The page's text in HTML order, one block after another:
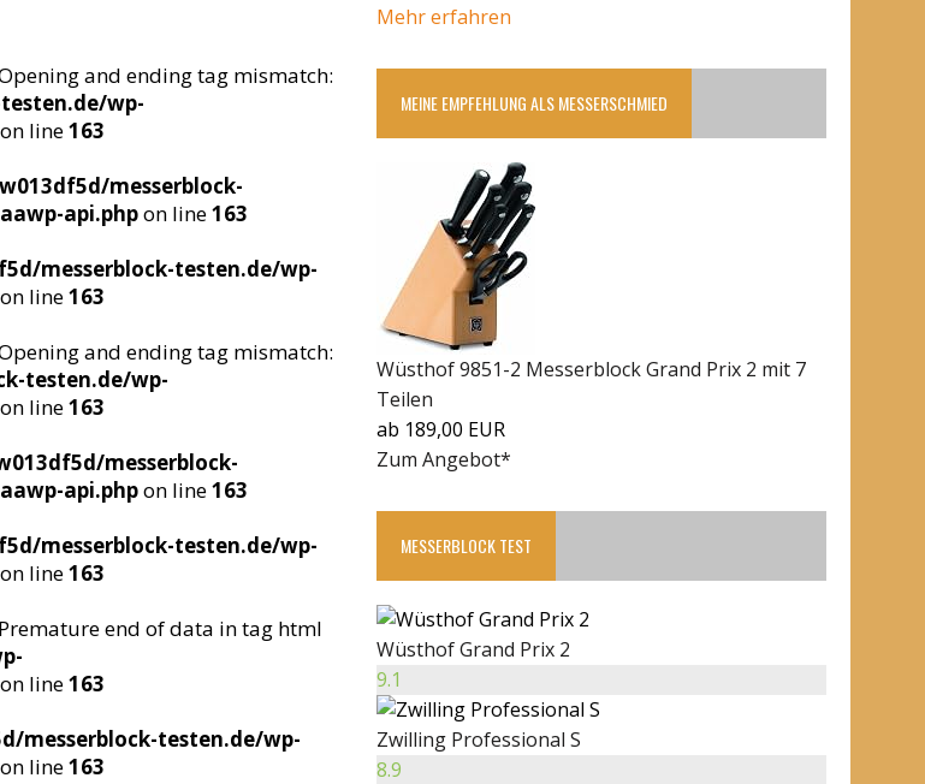
and ending tag mismatch:
wp-
on line163
messerblock-
api.phpon line163
messerblock-testen.de/wp-
on line163
and ending tag mismatch:
testen.de/wp-
on line163
messerblock-
api.phpon line163
messerblock-testen.de/wp-
on line163
end of data in tag html
on line163
messerblock-testen.de/wp-
on line163
Mehr erfahren
MEINE EMPFEHLUNG ALS MESSERSCHMIED
Wüsthof 9851-2 Messerblock Grand Prix 2 mit 7
Teilen
ab 189,00 EUR
Zum Angebot*
MESSERBLOCK TEST
Wüsthof Grand Prix 2
9.1
Zwilling Professional S
8.9